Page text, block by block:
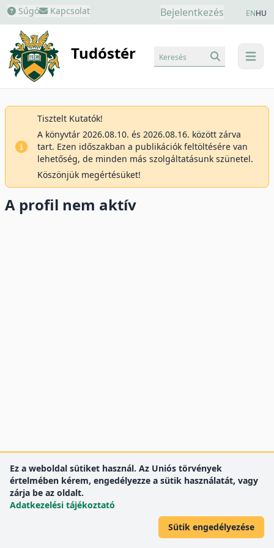
Súgó Kapcsolat Bejelentkezés ENHU
Tudóstér menu
Keresés
Tisztelt Kutatók!
A könyvtár 2026.08.10. és 2026.08.16. között zárva
tart. Ezen időszakban a publikációk feltöltésére van
lehetőség, de minden más szolgáltatásunk szünetel.
Köszönjük megértésüket!
A profil nem aktív
© 2012 Debreceni Egyetem
Ez a weboldal sütiket használ. Az Uniós törvények
értelmében kérem, engedélyezze a sütik használatát, vagy
zárja be az oldalt.
Adatkezelési tájékoztató
Sütik engedélyezése